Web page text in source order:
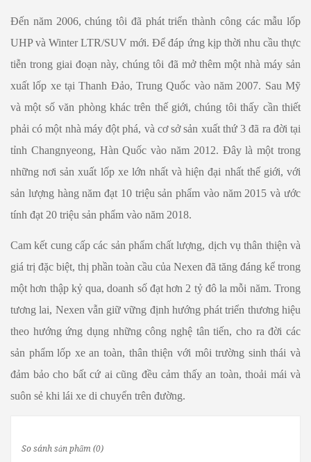
Đến năm 2006, chúng tôi đã phát triển thành công các mẫu lốp
UHP và Winter LTR/SUV mới. Để đáp ứng kịp thời nhu cầu thực
tiễn trong giai đoạn này, chúng tôi đã mở thêm một nhà máy sản
xuất lốp xe tại Thanh Đảo, Trung Quốc vào năm 2007. Sau Mỹ
và một số văn phòng khác trên thế giới, chúng tôi thấy cần thiết
phải có một nhà máy đột phá, và cơ sở sản xuất thứ 3 đã ra đời tại
tỉnh Changnyeong, Hàn Quốc vào năm 2012. Đây là một trong
những nơi sản xuất lốp xe lớn nhất và hiện đại nhất thế giới, với
sản lượng hàng năm đạt 10 triệu sản phẩm vào năm 2015 và ước
tính đạt 20 triệu sản phẩm vào năm 2018.
Cam kết cung cấp các sản phẩm chất lượng, dịch vụ thân thiện và
giá trị đặc biệt, thị phần toàn cầu của Nexen đã tăng đáng kể trong
một hơn thập kỷ qua, doanh số đạt hơn 2 tỷ đô la mỗi năm. Trong
tương lai, Nexen vẫn giữ vững định hướng phát triển thương hiệu
theo hướng ứng dụng những công nghệ tân tiến, cho ra đời các
sản phẩm lốp xe an toàn, thân thiện với môi trường sinh thái và
đảm bảo cho bất cứ ai cũng đều cảm thấy an toàn, thoải mái và
suôn sẻ khi lái xe di chuyển trên đường.
So sánh sản phẩm (0)